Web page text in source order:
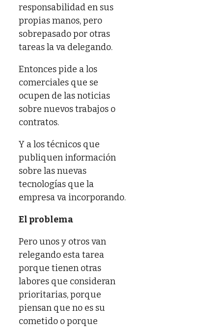
responsabilidad en sus
propias manos, pero
sobrepasado por otras
tareas la va delegando.
Entonces pide a los
comerciales que se
ocupen de las noticias
sobre nuevos trabajos o
contratos.
Y a los técnicos que
publiquen información
sobre las nuevas
tecnologías que la
empresa va incorporando.
El problema
Pero unos y otros van
relegando esta tarea
porque tienen otras
labores que consideran
prioritarias, porque
piensan que no es su
cometido o porque